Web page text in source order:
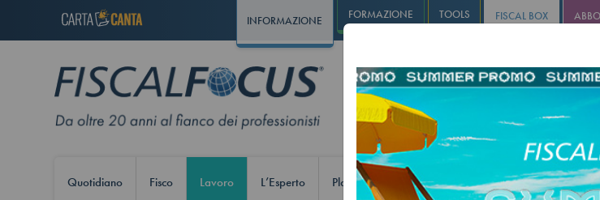
INFORMAZIONE FORMAZIONE TOOLS FISCAL BOX
Quotidiano Fisco Lavoro L’Esperto Play Solution Infostudio Informa+